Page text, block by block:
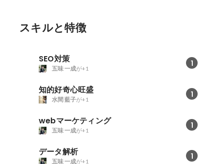
スキルと特徴
SEO対策 1
五味 一成が+1
知的好奇心旺盛 1
水間 藍子が+1
webマーケティング 1
五味 一成が+1
データ解析 1
五味 一成が+1